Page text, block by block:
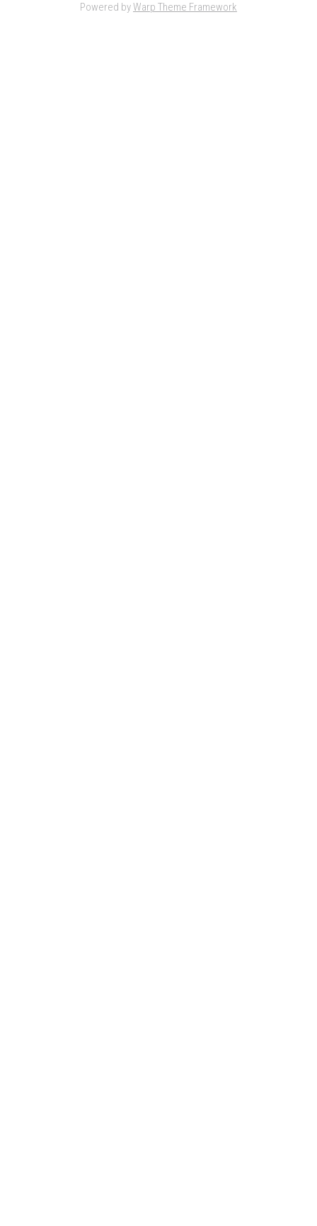
Powered byWarp Theme Framework